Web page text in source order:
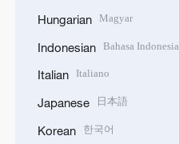
Hungarian Magyar
Indonesian Bahasa Indonesia
Italian Italiano
Japanese 日本語
Korean 한국어